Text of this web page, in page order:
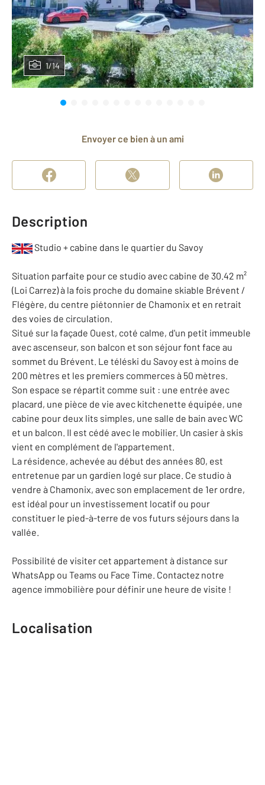
1/14
Envoyer ce bien à un ami
Description
Studio + cabine dans le quartier du Savoy
Situation parfaite pour ce studio avec cabine de 30.42 m²
(Loi Carrez) à la fois proche du domaine skiable Brévent /
Flégère, du centre piétonnier de Chamonix et en retrait
des voies de circulation.
Situé sur la façade Ouest, coté calme, d'un petit immeuble
avec ascenseur, son balcon et son séjour font face au
sommet du Brévent. Le téléski du Savoy est à moins de
200 mètres et les premiers commerces à 50 mètres.
Son espace se répartit comme suit : une entrée avec
placard, une pièce de vie avec kitchenette équipée, une
cabine pour deux lits simples, une salle de bain avec WC
et un balcon. Il est cédé avec le mobilier. Un casier à skis
vient en complément de l'appartement.
La résidence, achevée au début des années 80, est
entretenue par un gardien logé sur place. Ce studio à
vendre à Chamonix, avec son emplacement de 1er ordre,
est idéal pour un investissement locatif ou pour
constituer le pied-à-terre de vos futurs séjours dans la
vallée.
Possibilité de visiter cet appartement à distance sur
WhatsApp ou Teams ou Face Time. Contactez notre
agence immobilière pour définir une heure de visite !
Localisation